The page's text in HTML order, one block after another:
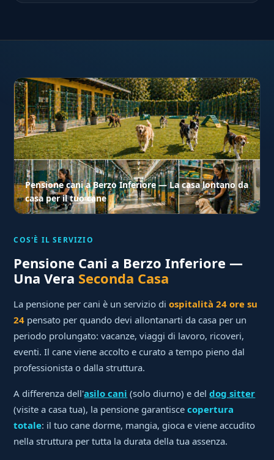
Pensione cani a Berzo Inferiore — La casa lontano da
casa per il tuo cane
COS'È IL SERVIZIO
Pensione Cani a Berzo Inferiore —
Una Vera Seconda Casa
La pensione per cani è un servizio diospitalità 24 ore su
24 pensato per quando devi allontanarti da casa per un
periodo prolungato: vacanze, viaggi di lavoro, ricoveri,
eventi. Il cane viene accolto e curato a tempo pieno dal
professionista o dalla struttura.
A differenza dell'asilo cani (solo diurno) e deldog sitter
(visite a casa tua), la pensione garantiscecopertura
totale: il tuo cane dorme, mangia, gioca e viene accudito
nella struttura per tutta la durata della tua assenza.